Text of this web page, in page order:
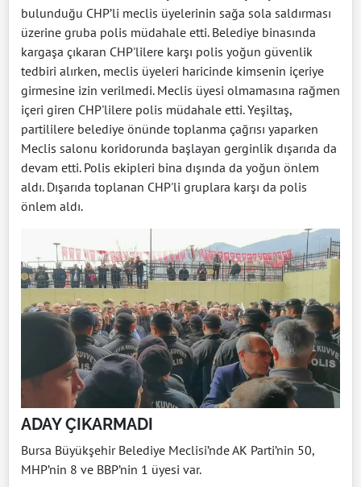
bulunduğu CHP’li meclis üyelerinin sağa sola saldırması
üzerine gruba polis müdahale etti. Belediye binasında
kargaşa çıkaran CHP'lilere karşı polis yoğun güvenlik
tedbiri alırken, meclis üyeleri haricinde kimsenin içeriye
girmesine izin verilmedi. Meclis üyesi olmamasına rağmen
içeri giren CHP'lilere polis müdahale etti. Yeşiltaş,
partililere belediye önünde toplanma çağrısı yaparken
Meclis salonu koridorunda başlayan gerginlik dışarıda da
devam etti. Polis ekipleri bina dışında da yoğun önlem
aldı. Dışarıda toplanan CHP'li gruplara karşı da polis
önlem aldı.
ADAY ÇIKARMADI
Bursa Büyükşehir Belediye Meclisi’nde AK Parti’nin 50,
MHP’nin 8 ve BBP’nin 1 üyesi var.